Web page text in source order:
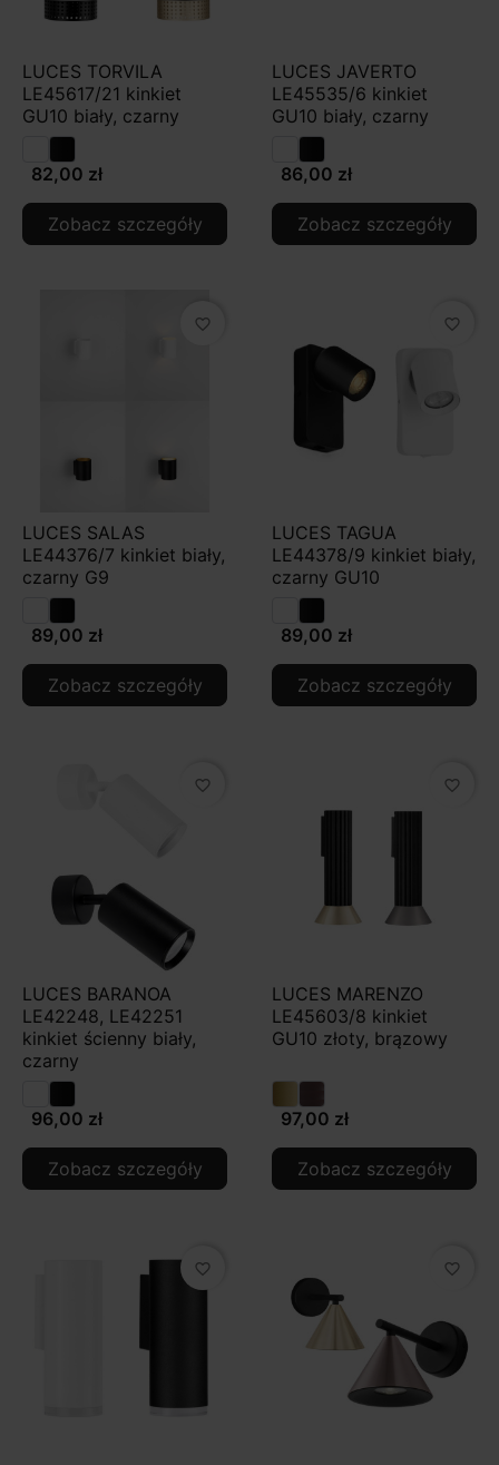
Do czytania przy łóżku lub fotelu →
Efekt premium na ścianie (smugi światła) →
up&down / góra-dół
Komfort przy lustrze →
podłużne / liniowe
Najczęściej wybierane podkategorie:
łazienki / nad lustro
Kinkiety liniowe/podłużne
Czarne•Białe•Złote
LUCES TORVILA
LE45617/21 kinkiet
GU10 biały, czarny
82,00 zł
Zobacz szczegóły
LUCES JAVERTO
LE45535/6 kinkiet
GU10 biały, czarny
86,00 zł
Zobacz szczegóły
favorite_border
LUCES SALAS
LE44376/7 kinkiet biały,
czarny G9
89,00 zł
Zobacz szczegóły
favorite_border
LUCES TAGUA
LE44378/9 kinkiet biały,
czarny GU10
89,00 zł
Zobacz szczegóły
favorite_border
LUCES BARANOA
LE42248, LE42251
kinkiet ścienny biały,
czarny
96,00 zł
Zobacz szczegóły
favorite_border
LUCES MARENZO
LE45603/8 kinkiet
GU10 złoty, brązowy
97,00 zł
Zobacz szczegóły
favorite_border favorite_border